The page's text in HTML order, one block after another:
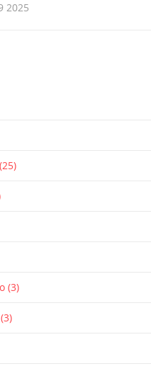
2025
(25)
(3)
(3)